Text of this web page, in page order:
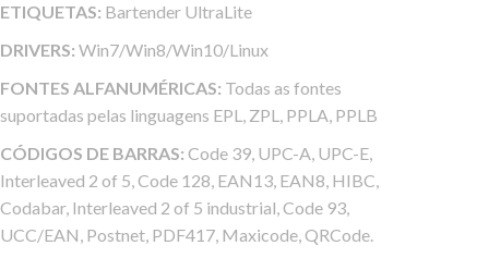
ETIQUETAS: Bartender UltraLite
DRIVERS: Win7/Win8/Win10/Linux
FONTES ALFANUMÉRICAS: Todas as fontes
suportadas pelas linguagens EPL, ZPL, PPLA, PPLB
CÓDIGOS DE BARRAS: Code 39, UPC-A, UPC-E,
Interleaved 2 of 5, Code 128, EAN13, EAN8, HIBC,
Codabar, Interleaved 2 of 5 industrial, Code 93,
UCC/EAN, Postnet, PDF417, Maxicode, QRCode.